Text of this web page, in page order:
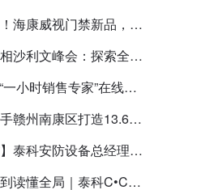
海康威视门禁新品，不
认"掌"中静脉！
沙利文峰会：探索全栈
化生态新路径
小时销售专家”在线赋
动！
赣州南康区打造13.6公
】泰科安防设备总经理张
海新范式
读懂全局｜泰科C•CUR